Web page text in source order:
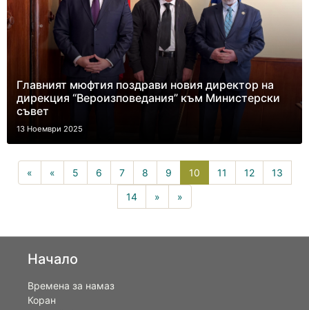
Главният мюфтия поздрави новия директор на
дирекция “Вероизповедания” към Министерски
съвет
13 Ноември 2025
« « 5 6 7 8 9 1010(current)
11 12 13
14 » »
Начало
Времена за намаз
Коран